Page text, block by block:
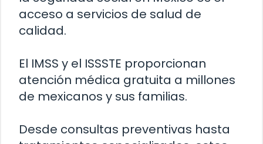
acceso a servicios de salud de
calidad.
El IMSS y el ISSSTE proporcionan
atención médica gratuita a millones
de mexicanos y sus familias.
Desde consultas preventivas hasta